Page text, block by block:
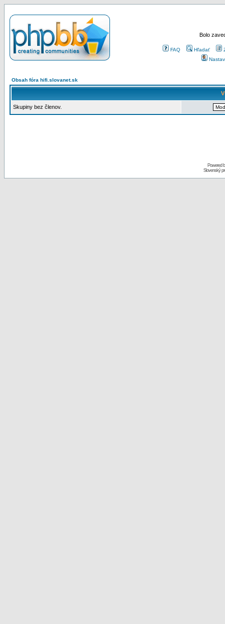
Bolo
FAQ Hľadať
Obsah fóra hifi.slovanet.sk
Skupiny bez členov.
Powered
Slovenský